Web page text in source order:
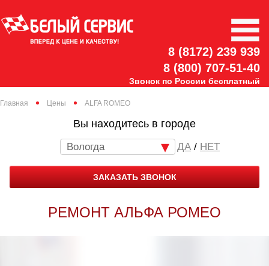
8 (8172) 239 939
8 (800) 707-51-40
Звонок по России бесплатный
Главная Цены ALFA ROMEO
Вы находитесь в городе
Вологда / НЕТ
ЗАКАЗАТЬ ЗВОНОК
РЕМОНТ АЛЬФА РОМЕО